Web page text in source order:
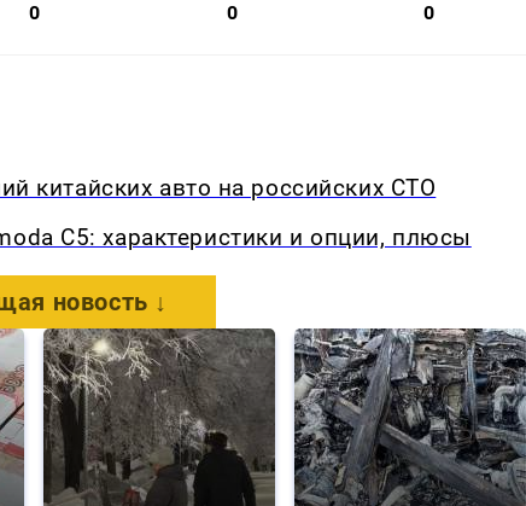
0 0 0
китайских авто на российских СТО
C5: характеристики и опции, плюсы
новость ↓